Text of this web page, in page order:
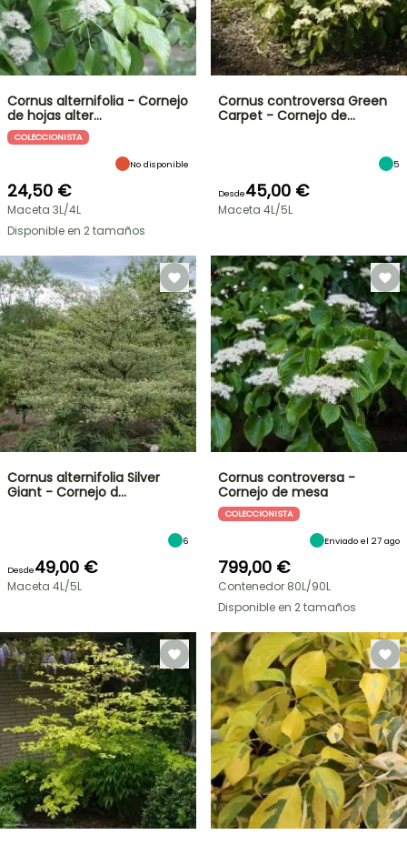
Cornus alternifolia - Cornejo
de hojas alter…
COLECCIONISTA
No disponible
24,50 €
Maceta 3L/4L
Disponible en 2 tamaños
Cornus controversa Green
Carpet - Cornejo de…
5
Desde45,00 €
Maceta 4L/5L
Cornus alternifolia Silver
Giant - Cornejo d…
6
Desde49,00 €
Maceta 4L/5L
Cornus controversa -
Cornejo de mesa
COLECCIONISTA
Enviado el 27 ago
799,00 €
Contenedor 80L/90L
Disponible en 2 tamaños